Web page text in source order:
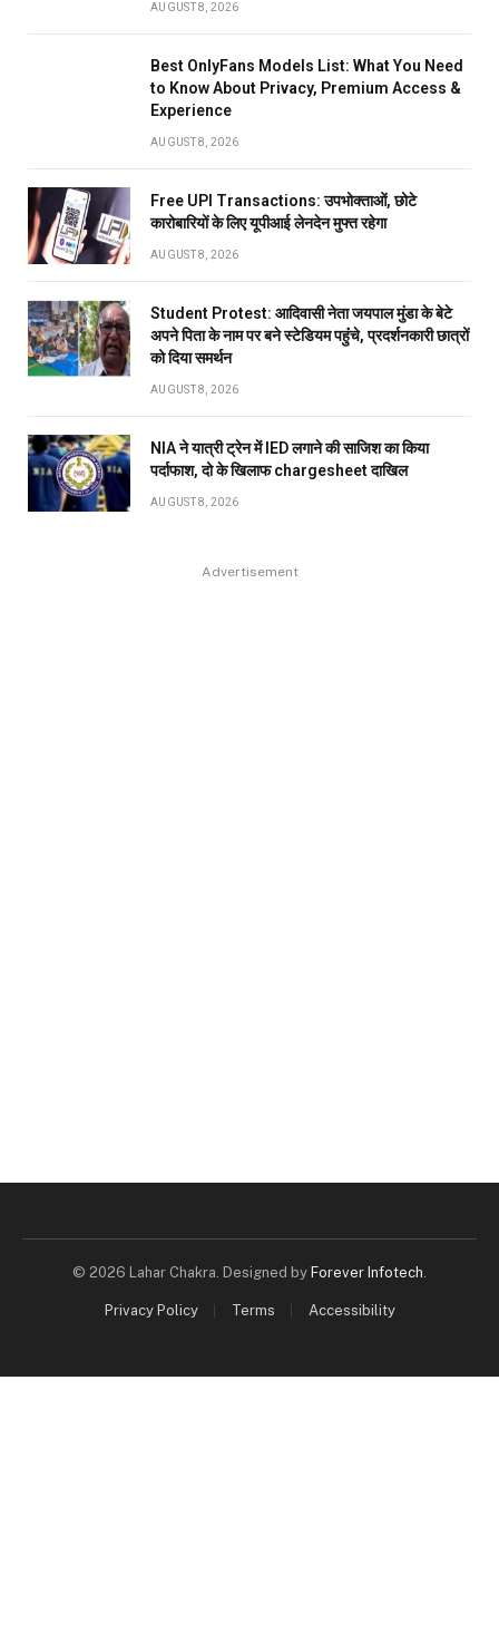
AUGUST 8, 2026
Best OnlyFans Models List: What You Need
to Know About Privacy, Premium Access &
Experience
AUGUST 8, 2026
Free UPI Transactions: उपभोक्ताओं, छोटे
कारोबारियों के लिए यूपीआई लेनदेन मुफ्त रहेगा
AUGUST 8, 2026
Student Protest: आदिवासी नेता जयपाल मुंडा के बेटे
अपने पिता के नाम पर बने स्टेडियम पहुंंचे, प्रदर्शनकारी छात्रों
को दिया समर्थन
AUGUST 8, 2026
NIA ने यात्री ट्रेन में IED लगाने की साजिश का किया
पर्दाफाश, दो के खिलाफ chargesheet दाखिल
AUGUST 8, 2026
Advertisement
© 2026 Lahar Chakra. Designed by Forever Infotech.
Privacy Policy Terms Accessibility